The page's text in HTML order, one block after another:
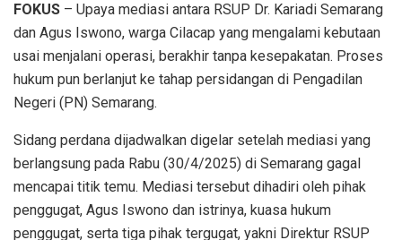
FOKUS – Upaya mediasi antara RSUP Dr. Kariadi Semarang
dan Agus Iswono, warga Cilacap yang mengalami kebutaan
usai menjalani operasi, berakhir tanpa kesepakatan. Proses
hukum pun berlanjut ke tahap persidangan di Pengadilan
Negeri (PN) Semarang.
Sidang perdana dijadwalkan digelar setelah mediasi yang
berlangsung pada Rabu (30/4/2025) di Semarang gagal
mencapai titik temu. Mediasi tersebut dihadiri oleh pihak
penggugat, Agus Iswono dan istrinya, kuasa hukum
penggugat, serta tiga pihak tergugat, yakni Direktur RSUP